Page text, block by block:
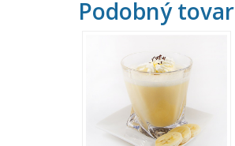
Podobný tovar